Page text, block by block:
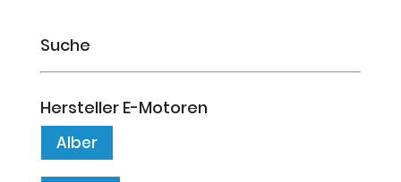
Suche
Hersteller E-Motoren
Alber